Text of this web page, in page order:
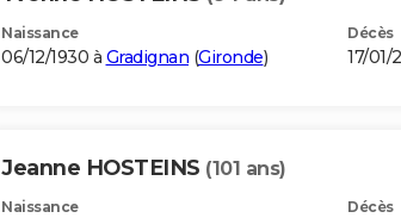
Naissance
06/12/1930 à Gradignan (Gironde)
Décès
17/01/
Jeanne HOSTEINS (101 ans)
Naissance Décès